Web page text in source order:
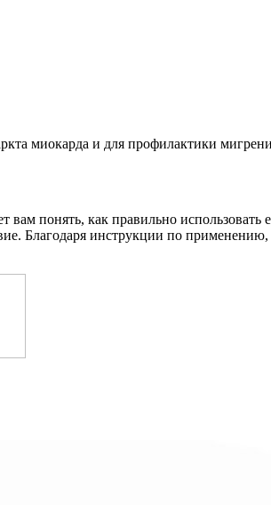
миокарда и для профилактики
понять, как правильно использовать
Благодаря инструкции по применению,